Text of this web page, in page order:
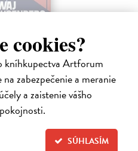
cookies?
kníhkupectva Artforum
zabezpečenie a meranie
a zaistenie vášho
SÚHLASÍM
Těšíně a zároveň místo, kde se
brutálním zločinem, který
kriminálky, a jeho tým.